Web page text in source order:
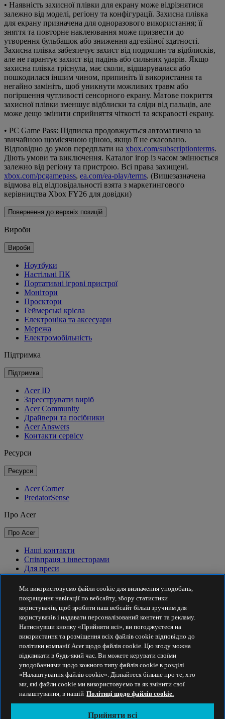
• Наявність захисної плівки для екрану може відрізнятися
залежно від моделі, регіону та конфігурації. Захисна плівка
для екрану призначена для одноразового використання; її
зняття та повторне наклеювання може призвести до
утворення бульбашок або зниження адгезійної здатності.
Захисна плівка забезпечує захист від подряпин та відблисків,
але не гарантує захист від падінь або сильних ударів. Якщо
захисна плівка тріснула, має сколи, відшарувалася або
пошкодилася іншим чином, припиніть її використання та
негайно замініть, щоб уникнути можливих травм або
погіршення чутливості сенсорного екрану. Матове покриття
захисної плівки зменшує відблиски та сліди від пальців, але
може дещо змінити сприйняття чіткості та яскравості екрану.
• PC Game Pass: Підписка продовжується автоматично за
звичайною щомісячною ціною, якщо її не скасовано.
Відповідно до умов передплати на xbox.com/subscriptionterms.
Діють умови та виключення. Каталог ігор із часом змінюється
залежно від регіону та пристрою. Всі права захищені.
xbox.com/pcgamepass, ea.com/ea-play/terms. (Вищезазначена
відмова від відповідальності взята з маркетингового
керівництва Xbox FY26 для довідки)
Повернення до верхніх позицій
Вироби
Вироби
Ноутбуки
Настільні ПК
Портативні ігрові пристрої
Монітори
Проєктори
Геймерські крісла
Електроніка та аксесуари
Мережа
Електромобільність
Підтримка
Підтримка
Acer ID
Зареєструвати виріб
Acer Community
Драйвери та посібники
Acer Answers
Контакти сервісу
Ресурси
Ресурси
Acer Corner
PredatorSense
Про Acer
Про Acer
Наші контакти
Співпраця з інвесторами
Для преси
Нагороди
Події
Сталий розвиток
Сталий розвиток
Корпоративна соціальна відповідальність
Вуглецевий слід товарів
Проєкт Project Humanity
Earthion
Політика конфіденційності
Політика використання файлів cookie
Правова інформація
Додаткова юридична інформація
Ми використовуємо файли cookie для визначення уподобань,
покращення навігації по вебсайту, збору статистики
користувачів, щоб зробити наш вебсайт більш зручним для
користувачів і надавати персоналізований контент та рекламу.
Натиснувши кнопку «Прийняти всі», ви погоджуєтеся на
використання та розміщення всіх файлів cookie відповідно до
політики компанії Acer щодо файлів cookie. Цю згоду можна
відкликати в будь-який час. Ви можете керувати своїми
уподобаннями щодо кожного типу файлів cookie в розділі
«Налаштування файлів cookie». Дізнайтеся більше про те, хто
ми, які файли cookie ми використовуємо та як змінити свої
налаштування, в нашій Політиці щодо файлів cookie.
Прийняти всі